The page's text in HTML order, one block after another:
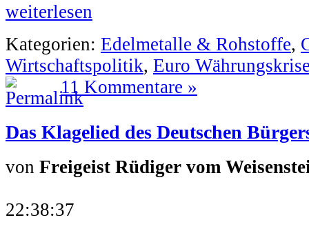
weiterlesen
Kategorien: Edelmetalle & Rohstoffe,
Wirtschaftspolitik, Euro
11 Kommentare »
Das Klagelied des Deutschen
von Freigeist Rüdiger vom
22:38:37